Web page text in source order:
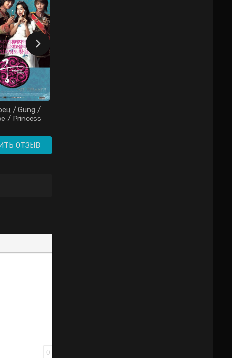
/ Gung /
/ Princess
ОТЗЫВ
0